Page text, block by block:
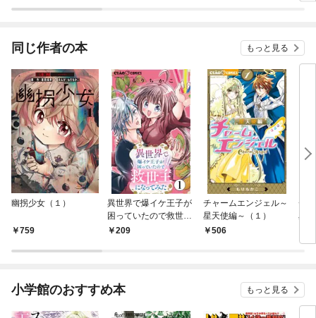
同じ作者の本 もっと見る
幽拐少女（１）
759
異世界で爆イケ王子が
困っていたので救世主
になってみた【マイク
209
チャームエンジェル～
星天使編～（１）
506
チ
星
小学館のおすすめ本 もっと見る